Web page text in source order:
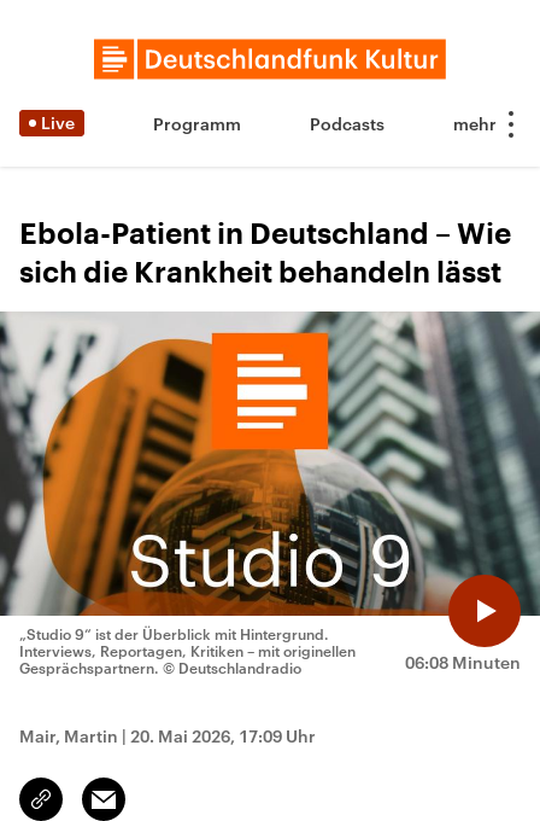
Live Programm Podcasts
Ebola-Patient in Deutschland – Wie
sich die Krankheit behandeln lässt
06:08 Minuten
„Studio 9“ ist der Überblick mit Hintergrund.
Interviews, Reportagen, Kritiken – mit originellen
Gesprächspartnern. © Deutschlandradio
Mair, Martin | 20. Mai 2026, 17:09 Uhr
Link
kopieren/teilen
Email